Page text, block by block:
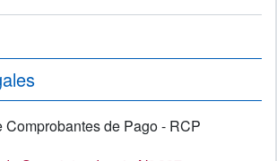
Comprobantes de Pago - RCP